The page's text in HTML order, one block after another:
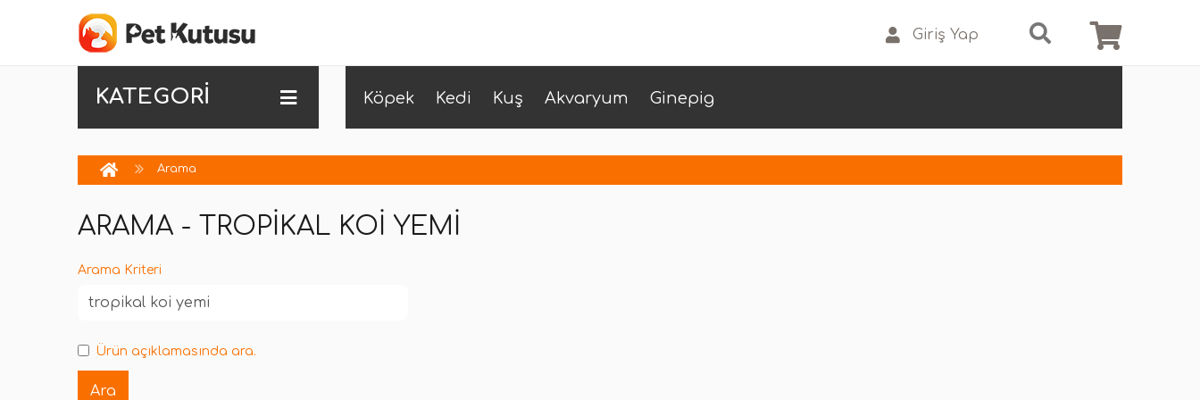
Giriş Yap
KATEGORİ Köpek Kedi Kuş Akvaryum Ginepig
Arama
ARAMA - TROPIKAL KOI YEMI
Arama Kriteri
Ürün açıklamasında ara.